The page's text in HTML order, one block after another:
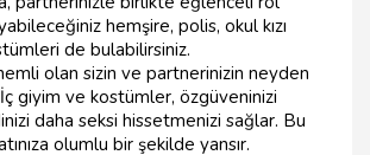
hemşire, polis, okul kızı
de bulabilirsiniz.
olan sizin ve partnerinizin neyden
İç giyim ve kostümler, özgüveninizi
daha seksi hissetmenizi sağlar. Bu
olumlu bir şekilde yansır.